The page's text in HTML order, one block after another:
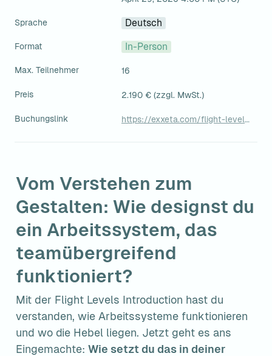
Sprache Deutsch
Format In-Person
Max. Teilnehmer 16
Preis 2.190 € (zzgl. MwSt.)
Buchungslink https://exxeta.com/flight-levels-trainings-zertifizierung/flight-level-2-design
Vom Verstehen zum
Gestalten: Wie designst du
ein Arbeitssystem, das
teamübergreifend
funktioniert?
Mit der Flight Levels Introduction hast du
verstanden, wie Arbeitssysteme funktionieren
und wo die Hebel liegen. Jetzt geht es ans
Eingemachte: Wie setzt du das in deiner